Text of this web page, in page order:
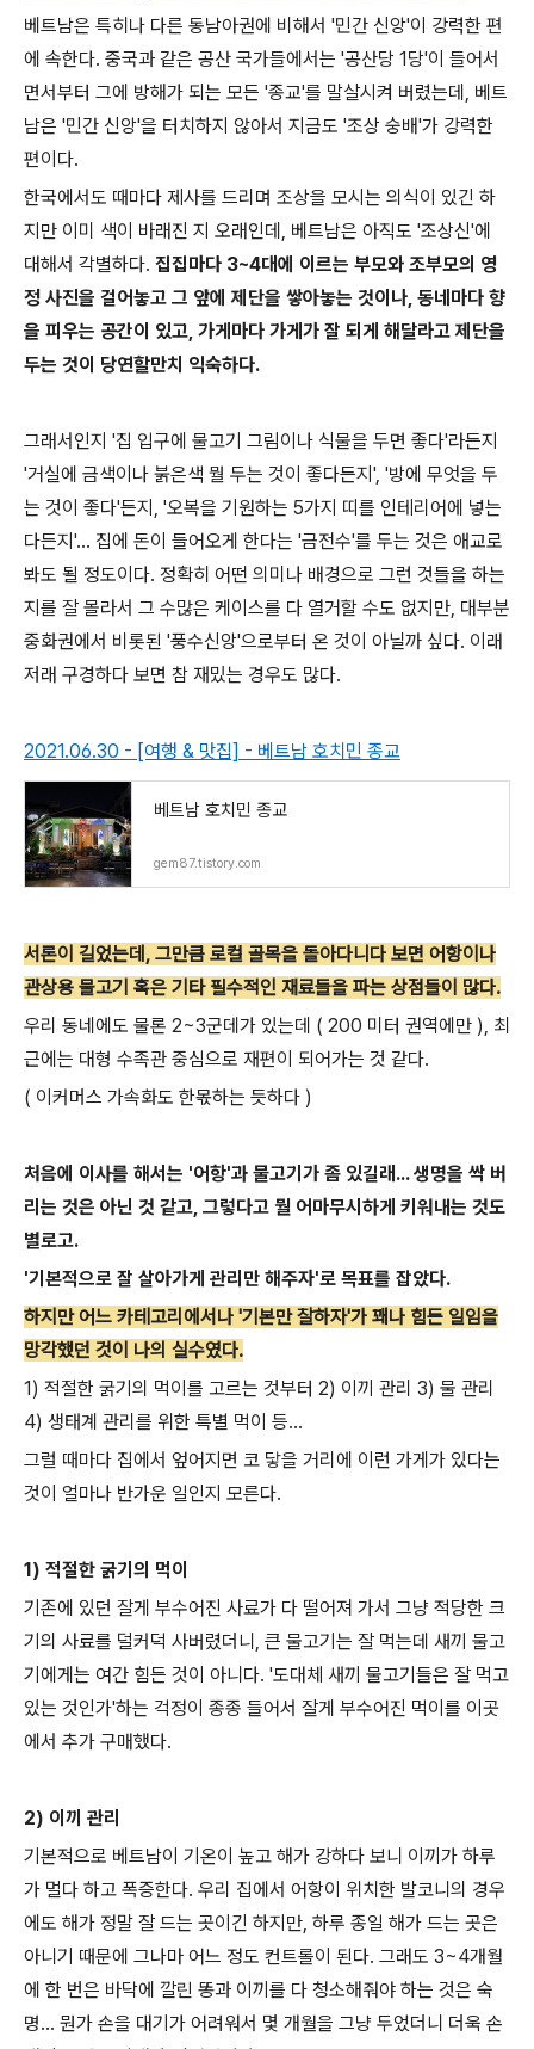
베트남은 특히나 다른 동남아권에 비해서 '민간 신앙'이 강력한 편
에 속한다. 중국과 같은 공산 국가들에서는 '공산당 1당'이 들어서
면서부터 그에 방해가 되는 모든 '종교'를 말살시켜 버렸는데, 베트
남은 '민간 신앙'을 터치하지 않아서 지금도 '조상 숭배'가 강력한
편이다.
한국에서도 때마다 제사를 드리며 조상을 모시는 의식이 있긴 하
지만 이미 색이 바래진 지 오래인데, 베트남은 아직도 '조상신'에
대해서 각별하다. 집집마다 3~4대에 이르는 부모와 조부모의 영
정 사진을 걸어놓고 그 앞에 제단을 쌓아놓는 것이나, 동네마다 향
을 피우는 공간이 있고, 가게마다 가게가 잘 되게 해달라고 제단을
두는 것이 당연할만치 익숙하다.
그래서인지 '집 입구에 물고기 그림이나 식물을 두면 좋다'라든지
'거실에 금색이나 붉은색 뭘 두는 것이 좋다든지', '방에 무엇을 두
는 것이 좋다'든지, '오복을 기원하는 5가지 띠를 인테리어에 넣는
다든지'... 집에 돈이 들어오게 한다는 '금전수'를 두는 것은 애교로
봐도 될 정도이다. 정확히 어떤 의미나 배경으로 그런 것들을 하는
지를 잘 몰라서 그 수많은 케이스를 다 열거할 수도 없지만, 대부분
중화권에서 비롯된 '풍수신앙'으로부터 온 것이 아닐까 싶다. 이래
저래 구경하다 보면 참 재밌는 경우도 많다.
2021.06.30 - [여행 & 맛집] - 베트남 호치민 종교
베트남 호치민 종교
gem87.tistory.com
서론이 길었는데, 그만큼 로컬 골목을 돌아다니다 보면 어항이나
관상용 물고기 혹은 기타 필수적인 재료들을 파는 상점들이 많다.
우리 동네에도 물론 2~3군데가 있는데 ( 200 미터 권역에만 ), 최
근에는 대형 수족관 중심으로 재편이 되어가는 것 같다.
( 이커머스 가속화도 한몫하는 듯하다 )
처음에 이사를 해서는 '어항'과 물고기가 좀 있길래... 생명을 싹 버
리는 것은 아닌 것 같고, 그렇다고 뭘 어마무시하게 키워내는 것도
별로고.
'기본적으로 잘 살아가게 관리만 해주자'로 목표를 잡았다.
하지만 어느 카테고리에서나 '기본만 잘하자'가 꽤나 힘든 일임을
망각했던 것이 나의 실수였다.
1) 적절한 굵기의 먹이를 고르는 것부터 2) 이끼 관리 3) 물 관리
4) 생태계 관리를 위한 특별 먹이 등...
그럴 때마다 집에서 엎어지면 코 닿을 거리에 이런 가게가 있다는
것이 얼마나 반가운 일인지 모른다.
1) 적절한 굵기의 먹이
기존에 있던 잘게 부수어진 사료가 다 떨어져 가서 그냥 적당한 크
기의 사료를 덜커덕 사버렸더니, 큰 물고기는 잘 먹는데 새끼 물고
기에게는 여간 힘든 것이 아니다. '도대체 새끼 물고기들은 잘 먹고
있는 것인가'하는 걱정이 종종 들어서 잘게 부수어진 먹이를 이곳
에서 추가 구매했다.
2) 이끼 관리
기본적으로 베트남이 기온이 높고 해가 강하다 보니 이끼가 하루
가 멀다 하고 폭증한다. 우리 집에서 어항이 위치한 발코니의 경우
에도 해가 정말 잘 드는 곳이긴 하지만, 하루 종일 해가 드는 곳은
아니기 때문에 그나마 어느 정도 컨트롤이 된다. 그래도 3~4개월
에 한 번은 바닥에 깔린 똥과 이끼를 다 청소해줘야 하는 것은 숙
명... 뭔가 손을 대기가 어려워서 몇 개월을 그냥 두었더니 더욱 손